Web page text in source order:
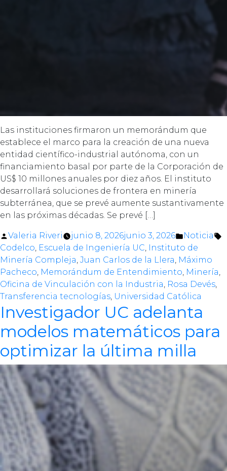
Las instituciones firmaron un memorándum que
establece el marco para la creación de una nueva
entidad científico-industrial autónoma, con un
financiamiento basal por parte de la Corporación de
US$ 10 millones anuales por diez años. El instituto
desarrollará soluciones de frontera en minería
subterránea, que se prevé aumente sustantivamente
en las próximas décadas. Se prevé […]
Posted
by
Valeria Riveri junio 8, 2026junio 3, 2026
Posted
in
Noticia
Codelco, Escuela de Ingeniería UC, Instituto de
Minería Compleja, Juan Carlos de la Llera, Máximo
Pacheco, Memorándum de Entendimiento, Minería,
Oficina de Vinculación con la Industria, Rosa Devés,
Transferencia tecnologías, Universidad Católica
Investigador UC adelanta
modelos matemáticos para
optimizar la última milla